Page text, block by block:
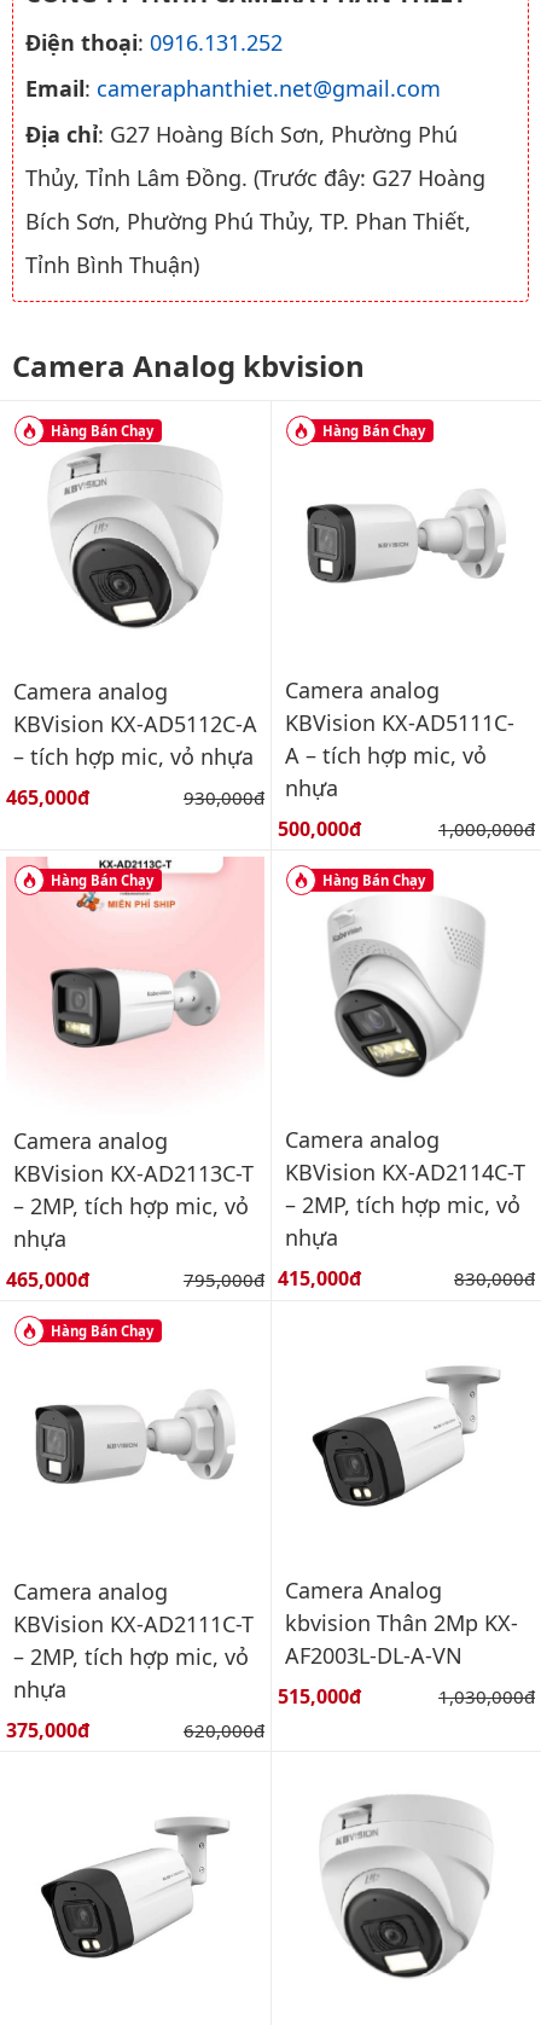
Điện thoại: 0916.131.252
Email: cameraphanthiet.net@gmail.com
Địa chỉ: G27 Hoàng Bích Sơn, Phường Phú
Thủy, Tỉnh Lâm Đồng. (Trước đây: G27 Hoàng
Bích Sơn, Phường Phú Thủy, TP. Phan Thiết,
Tỉnh Bình Thuận)
Camera Analog kbvision
Hàng Bán Chạy
Camera analog
KBVision KX-AD5112C-A
– tích hợp mic, vỏ nhựa
Giá bán:
465,000đ Giá gốc:
930,000đ
Hàng Bán Chạy
Camera analog
KBVision KX-AD5111C-
A – tích hợp mic, vỏ
nhựa
Giá bán:
500,000đ Giá gốc:
1,000,000đ
Hàng Bán Chạy
Camera analog
KBVision KX-AD2113C-T
– 2MP, tích hợp mic, vỏ
nhựa
Giá bán:
465,000đ Giá gốc:
795,000đ
Hàng Bán Chạy
Camera analog
KBVision KX-AD2114C-T
– 2MP, tích hợp mic, vỏ
nhựa
Giá bán:
415,000đ Giá gốc:
830,000đ
Hàng Bán Chạy
Camera analog
KBVision KX-AD2111C-T
– 2MP, tích hợp mic, vỏ
nhựa
Giá bán:
375,000đ Giá gốc:
620,000đ
Camera Analog
kbvision Thân 2Mp KX-
AF2003L-DL-A-VN
Giá bán:
515,000đ Giá gốc:
1,030,000đ